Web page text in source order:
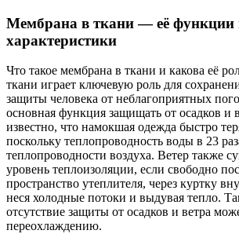
Мембрана в ткани — её функции
характеристики
Что такое мембрана в ткани и какова её
ткани играет ключевую роль для
защиты человека от неблагоприятных
основная функция защищать от осадков и
известно, что намокшая одежда быстро
поскольку теплопроводность воды в 23
теплопроводности воздуха. Ветер также
уровень теплоизоляции, если свободно
пространство утеплителя, через куртку
неся холодные потоки и выдувая тепло.
отсутствие защиты от осадков и ветра
переохлаждению.